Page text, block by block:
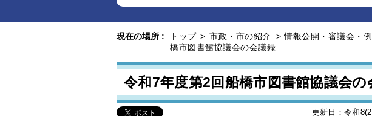
現在の場所 : トップ > 市政・市の紹介 >情報公開・審議会・
橋市図書館協議会の会議録
令和7年度第2回船橋市図書館協議会の
更新日：令和